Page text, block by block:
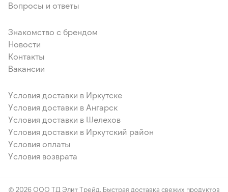
Вопросы и ответы
Знакомство с брендом
Новости
Контакты
Вакансии
Условия доставки в Иркутске
Условия доставки в Ангарск
Условия доставки в Шелехов
Условия доставки в Иркутский район
Условия оплаты
Условия возврата
© 2026 ООО ТД Элит Трейд. Быстрая доставка свежих продуктов